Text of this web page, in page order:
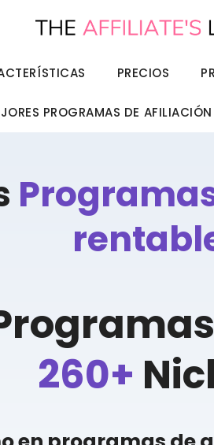
PRECIOS
PROGRAMAS DE AFILIACIÓN
260+